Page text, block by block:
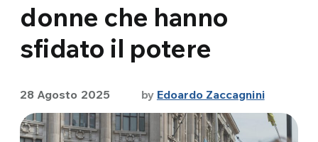
donne che hanno
sfidato il potere
28 Agosto 2025 by Edoardo Zaccagnini